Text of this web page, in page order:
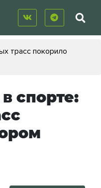
трасс покорило
спорте: